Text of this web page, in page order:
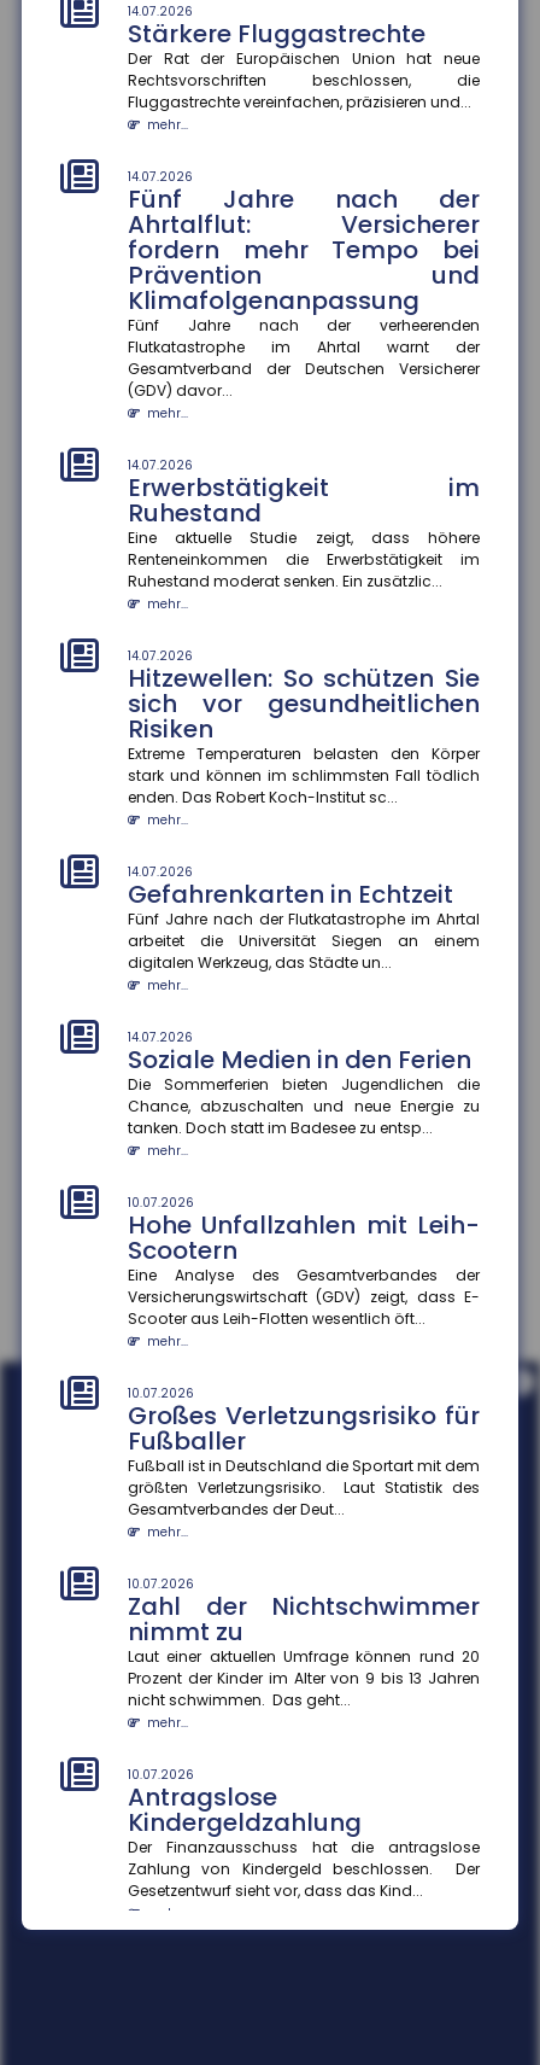
14.07.2026
Stärkere Fluggastrechte
Der Rat der Europäischen Union hat neue
Rechtsvorschriften beschlossen, die
Fluggastrechte vereinfachen, präzisieren und...
mehr...
14.07.2026
Fünf Jahre nach der
Ahrtalflut: Versicherer
fordern mehr Tempo bei
Prävention und
Klimafolgenanpassung
Fünf Jahre nach der verheerenden
Flutkatastrophe im Ahrtal warnt der
Gesamtverband der Deutschen Versicherer
(GDV) davor...
mehr...
14.07.2026
Erwerbstätigkeit im
Ruhestand
Eine aktuelle Studie zeigt, dass höhere
Renteneinkommen die Erwerbstätigkeit im
Ruhestand moderat senken. Ein zusätzlic...
mehr...
14.07.2026
Hitzewellen: So schützen Sie
sich vor gesundheitlichen
Risiken
Extreme Temperaturen belasten den Körper
stark und können im schlimmsten Fall tödlich
enden. Das Robert Koch-Institut sc...
mehr...
14.07.2026
Gefahrenkarten in Echtzeit
Fünf Jahre nach der Flutkatastrophe im Ahrtal
arbeitet die Universität Siegen an einem
digitalen Werkzeug, das Städte un...
mehr...
14.07.2026
Soziale Medien in den Ferien
Die Sommerferien bieten Jugendlichen die
Chance, abzuschalten und neue Energie zu
tanken. Doch statt im Badesee zu entsp...
mehr...
10.07.2026
Hohe Unfallzahlen mit Leih-
Scootern
Eine Analyse des Gesamtverbandes der
Versicherungswirtschaft (GDV) zeigt, dass E-
Scooter aus Leih-Flotten wesentlich öft...
mehr...
10.07.2026
Großes Verletzungsrisiko für
Fußballer
Fußball ist in Deutschland die Sportart mit dem
größten Verletzungsrisiko. Laut Statistik des
Gesamtverbandes der Deut...
mehr...
10.07.2026
Zahl der Nichtschwimmer
nimmt zu
Laut einer aktuellen Umfrage können rund 20
Prozent der Kinder im Alter von 9 bis 13 Jahren
nicht schwimmen. Das geht...
mehr...
10.07.2026
Antragslose
Kindergeldzahlung
Der Finanzausschuss hat die antragslose
Zahlung von Kindergeld beschlossen. Der
Gesetzentwurf sieht vor, dass das Kind...
mehr...
abzuschalten und neue Energie zu tanken. Doch statt
im Badesee zu entsp...
mehr...
10.07.2026
Hohe Unfallzahlen mit Leih-
Scootern
Eine Analyse des Gesamtverbandes der
Versicherungswirtschaft (GDV) zeigt, dass E-Scooter
aus Leih-Flotten wesentlich öft...
mehr...
10.07.2026
Großes Verletzungsrisiko für
Fußballer
Fußball ist in Deutschland die Sportart mit dem
größten Verletzungsrisiko. Laut Statistik des
Gesamtverbandes der Deut...
10.07.2026
Zahl der Nichtschwimmer
nimmt zu
Laut einer aktuellen Umfrage können rund 20 Prozent
der Kinder im Alter von 9 bis 13 Jahren nicht
schwimmen. Das geht...
10.07.2026
Antragslose Kindergeldzahlung
Der Finanzausschuss hat die antragslose Zahlung
von Kindergeld beschlossen. Der Gesetzentwurf sieht
vor, dass das Kind...
mehr...
KI-Agenten in Unternehmen
KI-Agenten können durch die Verknüpfung von
Sprachmodellen und Datenquellen Prozesse
effizienter gestalten und Entscheid...
mehr...
Kaufkraftwahrnehmung und
Konsumverhalten
Die meisten Menschen in Deutschland schätzen ihre
Kaufkraft trotz objektiver Erholung der
Realeinkommen weiterhin als ge...
mehr...